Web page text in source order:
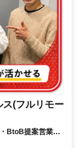
ス(フルリモー
BtoB提案営業で